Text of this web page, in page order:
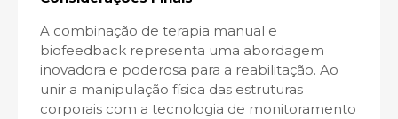
A combinação de terapia manual e
biofeedback representa uma abordagem
inovadora e poderosa para a reabilitação. Ao
unir a manipulação física das estruturas
corporais com a tecnologia de monitoramento